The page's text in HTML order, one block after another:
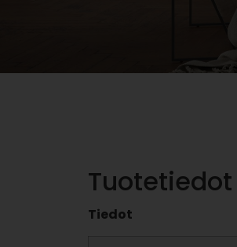
Tuotetiedot
Tiedot